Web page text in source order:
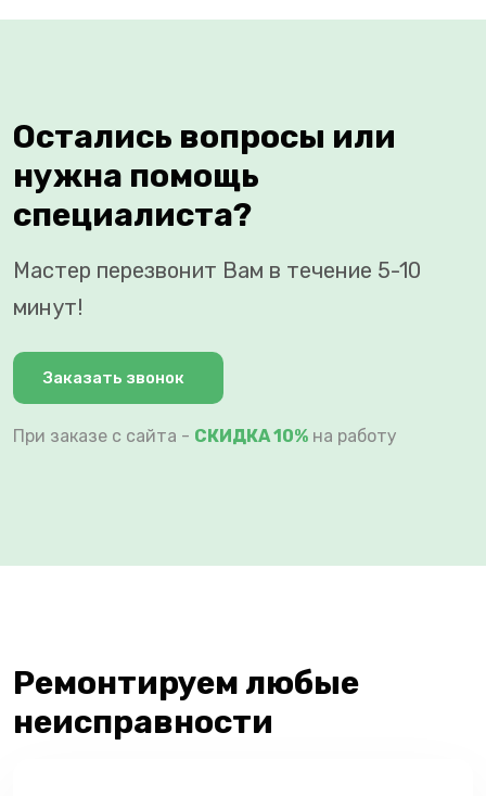
Остались вопросы или
нужна помощь
специалиста?
Мастер перезвонит Вам в течение 5-10
минут!
Заказать звонок
При заказе с сайта - СКИДКА 10% на работу
Ремонтируем любые
неисправности